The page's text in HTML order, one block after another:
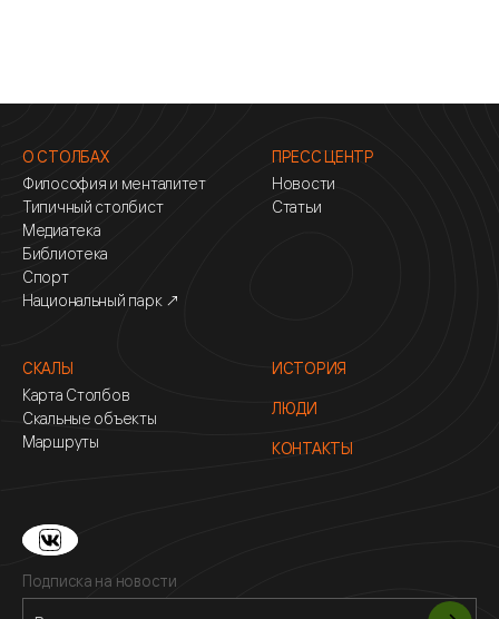
О СТОЛБАХ
Философия и менталитет
Типичный столбист
Медиатека
Библиотека
Спорт
Национальный парк ↗
ПРЕСС ЦЕНТР
Новости
Статьи
СКАЛЫ
Карта Столбов
Скальные объекты
Маршруты
ИСТОРИЯ
ЛЮДИ
КОНТАКТЫ
Подписка на новости